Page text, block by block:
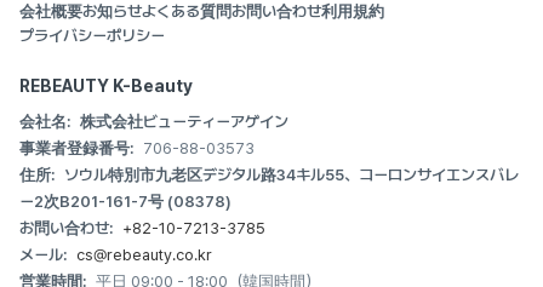
会社概要お知らせよくある質問お問い合わせ利用規約
プライバシーポリシー
REBEAUTY K-Beauty
会社名: 株式会社ビューティーアゲイン
事業者登録番号: 706-88-03573
住所: ソウル特別市九老区デジタル路34キル55、コーロンサイエンスバレ
ー2次B201-161-7号 (08378)
お問い合わせ: +82-10-7213-3785
メール: cs@rebeauty.co.kr
営業時間: 平日 09:00 - 18:00（韓国時間）